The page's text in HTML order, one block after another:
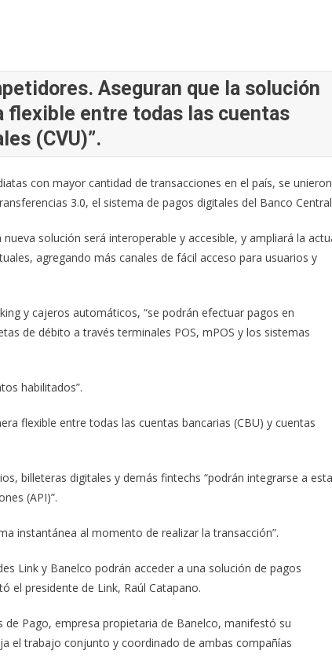
Aseguran que la solución
flexible entre todas las cuentas
(CVU)”.
con mayor cantidad de transacciones en el país, se unieron
3.0, el sistema de pagos digitales del Banco
solución será interoperable y accesible, y ampliará la
agregando más canales de fácil acceso para usuarios y
y cajeros automáticos, “se podrán efectuar pagos en
de débito a través terminales POS, mPOS y los sistemas
habilitados”.
flexible entre todas las cuentas bancarias (CBU) y cuentas
billeteras digitales y demás fintechs “podrán integrarse a esta
(API)”.
instantánea al momento de realizar la transacción”.
Link y Banelco podrán acceder a una solución de pagos
el presidente de Link, Raúl Catapano.
Pago, empresa propietaria de Banelco, manifestó su
el trabajo conjunto y coordinado de ambas compañías